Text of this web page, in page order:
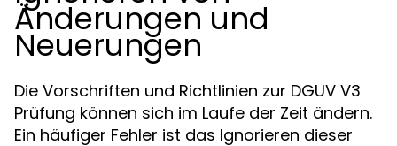
Änderungen und
Neuerungen
Die Vorschriften und Richtlinien zur DGUV V3
Prüfung können sich im Laufe der Zeit ändern.
Ein häufiger Fehler ist das Ignorieren dieser